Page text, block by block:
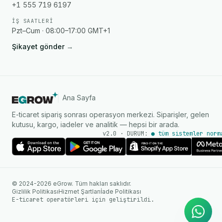
+1 555 719 6197
İŞ SAATLERI
Pzt–Cum · 08:00–17:00 GMT+1
Şikayet gönder →
Ana Sayfa
E-ticaret sipariş sonrası operasyon merkezi. Siparişler, gelen
kutusu, kargo, iadeler ve analitik — hepsi bir arada.
v2.0 · DURUM: ● tüm sistemler
© 2024-2026 eGrow. Tüm hakları saklıdır.
Gizlilik PolitikasıHizmet Şartlarıİade Politikası
E-ticaret operatörleri için geliştirildi.
yanıtlar